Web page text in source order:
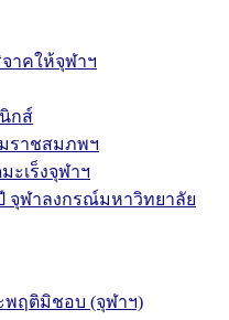
าคให้จุฬาฯ
กส์
ราชสมภพฯ
เร็งจุฬาฯ
จุฬาลงกรณ์มหาวิทยาลัย
พฤติมิชอบ (จุฬาฯ)